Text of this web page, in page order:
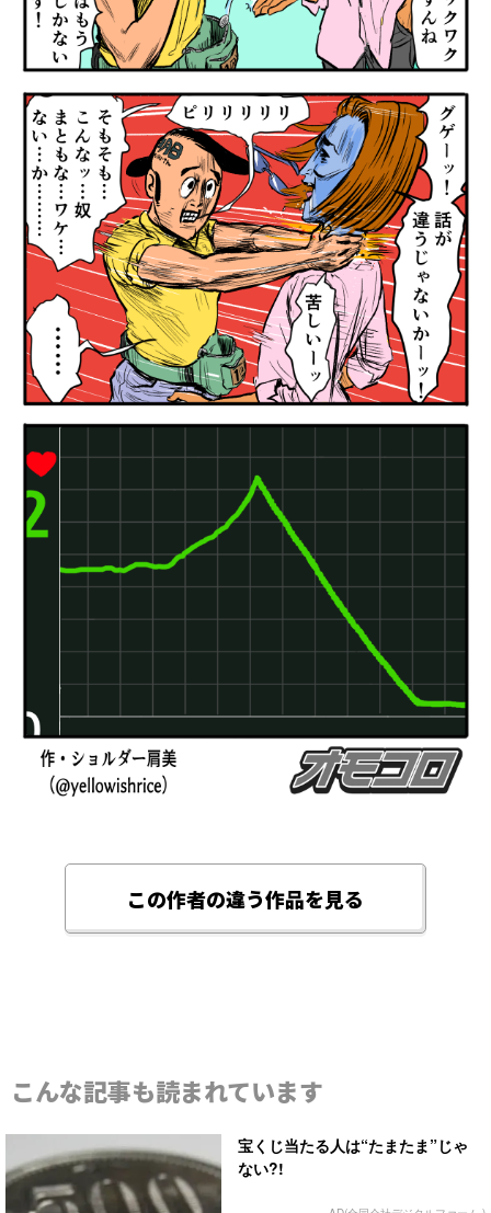
この作者の違う作品を見る
こんな記事も読まれています
宝くじ当たる人は“たまたま”じゃ
ない?!